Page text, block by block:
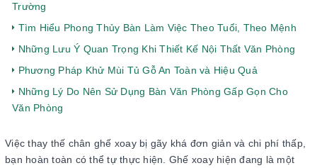
Trường
Tìm Hiểu Phong Thủy Bàn Làm Việc Theo Tuổi, Theo Mệnh
Những Lưu Ý Quan Trọng Khi Thiết Kế Nội Thất Văn Phòng
Phương Pháp Khử Mùi Tủ Gỗ An Toàn và Hiệu Quả
Những Lý Do Nên Sử Dụng Bàn Văn Phòng Gấp Gọn Cho
Văn Phòng
Việc thay thế chân ghế xoay bị gãy khá đơn giản và chi phí thấp,
bạn hoàn toàn có thể tự thực hiện. Ghế xoay hiện đang là một